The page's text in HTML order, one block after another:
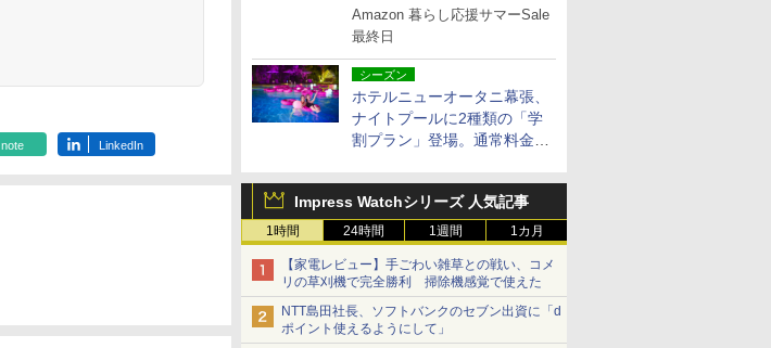
独自のクッション素材を採用
Amazon 暮らし応援サマーSale
最終日
シーズン
ホテルニューオータニ幕張、
ナイトプールに2種類の「学
割プラン」登場。通常料金の
Impress Watchシリーズ 人気記事
1時間 24時間 1週間 1カ月
【家電レビュー】手ごわい雑草との戦い、コメ
リの草刈機で完全勝利 掃除機感覚で使えた
NTT島田社長、ソフトバンクのセブン出資に「d
ポイント使えるようにして」
note LinkedIn